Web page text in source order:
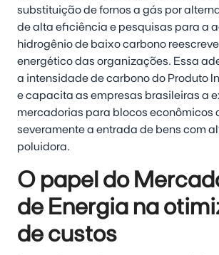
substituição de fornos a gás por
de alta eficiência e pesquisas para a
hidrogênio de baixo carbono
energético das organizações. Essa
a intensidade de carbono do Produto
e capacita as empresas brasileiras a
mercadorias para blocos econômicos
severamente a entrada de bens com
poluidora.
O papel do
de Energia na
de custos